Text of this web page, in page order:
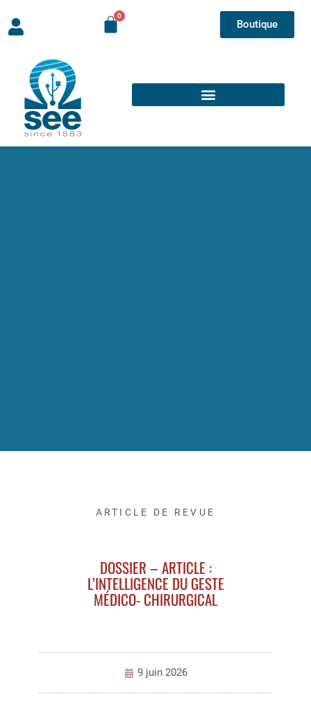
Boutique
ARTICLE DE REVUE
DOSSIER – ARTICLE :
L’INTELLIGENCE DU GESTE
MÉDICO- CHIRURGICAL
9 juin 2026